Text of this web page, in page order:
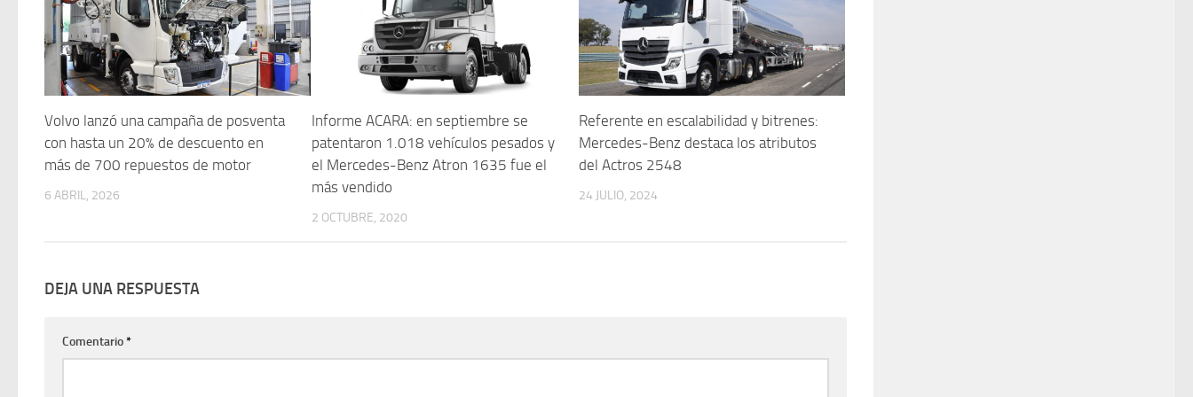
Volvo lanzó una campaña de posventa
con hasta un 20% de descuento en
más de 700 repuestos de motor
6 ABRIL, 2026
Informe ACARA: en septiembre se
patentaron 1.018 vehículos pesados y
el Mercedes-Benz Atron 1635 fue el
más vendido
2 OCTUBRE, 2020
Referente en escalabilidad y bitrenes:
Mercedes-Benz destaca los atributos
del Actros 2548
24 JULIO, 2024
DEJA UNA RESPUESTA
Comentario*